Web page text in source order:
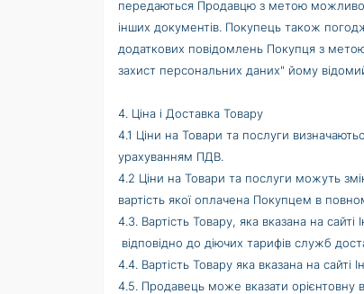
передаються Продавцю з метою
інших документів. Покупець також
додаткових повідомлень Покупця з
захист персональних даних" йому
4. Ціна і Доставка Товару
4.1 Ціни на Товари та послуги
урахуванням ПДВ.
4.2 Ціни на Товари та послуги можуть
вартість якої оплачена Покупцем в
4.3. Вартість Товару, яка вказана на
відповідно до діючих тарифів служб
4.4. Вартість Товару яка вказана на
4.5. Продавець може вказати орієнтовну